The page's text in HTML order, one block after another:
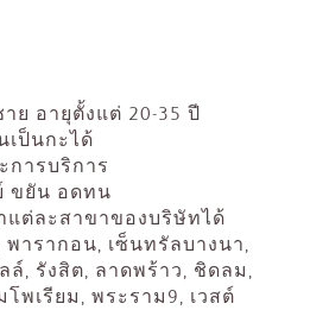
าย อายุตั้งแต่ 20-35 ปี
เป็นกะได้
การบริการ
ขยัน อดทน
แต่ละสาขาของบริษัทได้
พารากอน, เซ็นทรัลบางนา,
ล์, รังสิต, ลาดพร้าว, ชิดลม ,
โพเรียม , พระราม 9, เวสต์